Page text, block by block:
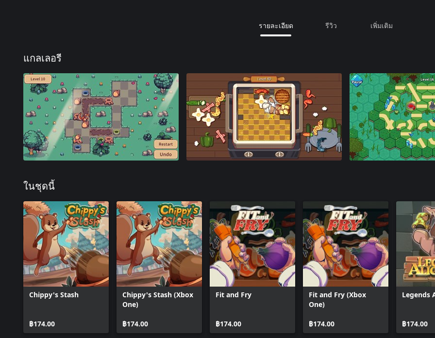
รายละเอียด รีวิว เพิ่มเติม
แกลเลอรี
ในชุดนี้
Chippy's Stash
฿174.00
Chippy's Stash (Xbox
One)
฿174.00
Fit and Fry
฿174.00
Fit and Fry (Xbox
One)
฿174.00
Legends
฿174.00